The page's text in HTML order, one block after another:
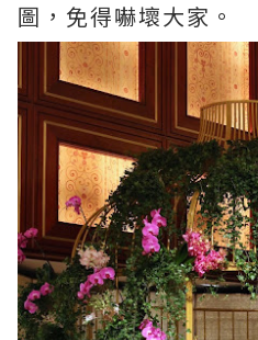
圖，免得嚇壞大家。